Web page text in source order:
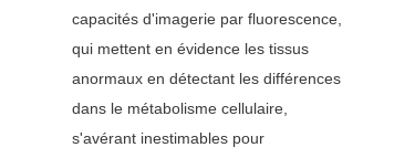
capacités d'imagerie par fluorescence,
qui mettent en évidence les tissus
anormaux en détectant les différences
dans le métabolisme cellulaire,
s'avérant inestimables pour